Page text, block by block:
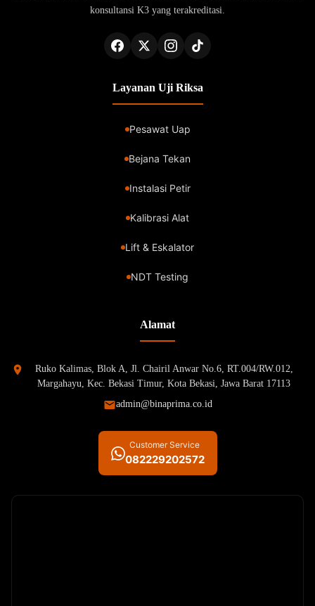
konsultansi K3 yang terakreditasi.
Layanan Uji Riksa
Pesawat Uap
Bejana Tekan
Instalasi Petir
Kalibrasi Alat
Lift & Eskalator
NDT Testing
Alamat
Ruko Kalimas, Blok A, Jl. Chairil Anwar No.6, RT.004/RW.012,
Margahayu, Kec. Bekasi Timur, Kota Bekasi, Jawa Barat 17113
admin@binaprima.co.id
Customer Service
082229202572